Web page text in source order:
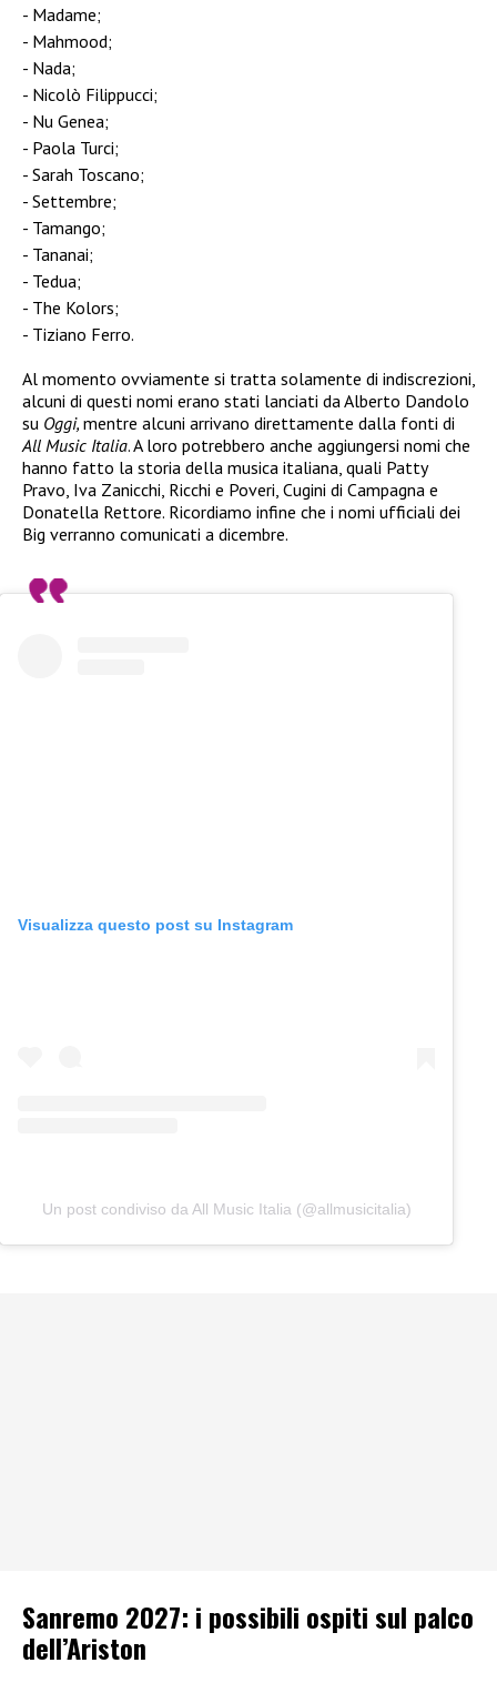
Madame;
Mahmood;
Nada;
Nicolò Filippucci;
Nu Genea;
Paola Turci;
Sarah Toscano;
Settembre;
Tamango;
Tananai;
Tedua;
The Kolors;
Tiziano Ferro.
Al momento ovviamente si tratta solamente di indiscrezioni,
alcuni di questi nomi erano stati lanciati da Alberto Dandolo
su Oggi, mentre alcuni arrivano direttamente dalla fonti di
All Music Italia. A loro potrebbero anche aggiungersi nomi che
hanno fatto la storia della musica italiana, quali Patty
Pravo, Iva Zanicchi, Ricchi e Poveri, Cugini di Campagna e
Donatella Rettore. Ricordiamo infine che i nomi ufficiali dei
Big verranno comunicati a dicembre.
Visualizza questo post su Instagram
Un post condiviso da All Music Italia (@allmusicitalia)
Sanremo 2027: i possibili ospiti sul palco
dell’Ariston